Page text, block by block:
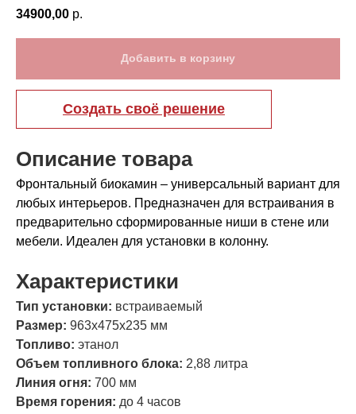
34900,00 р.
Добавить в корзину
Создать своё решение
Описание товара
Фронтальный биокамин – универсальный вариант для
любых интерьеров. Предназначен для встраивания в
предварительно сформированные ниши в стене или
мебели. Идеален для установки в колонну.
Характеристики
Тип установки: встраиваемый
Размер: 963х475х235 мм
Топливо: этанол
Объем топливного блока: 2,88 литра
Линия огня: 700 мм
Время горения: до 4 часов